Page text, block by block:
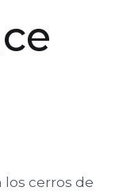
cerros de